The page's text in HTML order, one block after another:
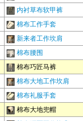
内衬草布软甲裤
棉布工作手套
新来者工作坎肩
棉布腰围
棉布巧匠马裤
棉布大地工作坎肩
棉布礼服手套
棉布大地兜帽